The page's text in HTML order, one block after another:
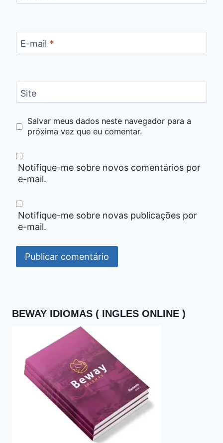
E-mail *
Site
Salvar meus dados neste navegador para a
próxima vez que eu comentar.
Notifique-me sobre novos comentários por
e-mail.
Notifique-me sobre novas publicações por
e-mail.
BEWAY IDIOMAS ( INGLES ONLINE )